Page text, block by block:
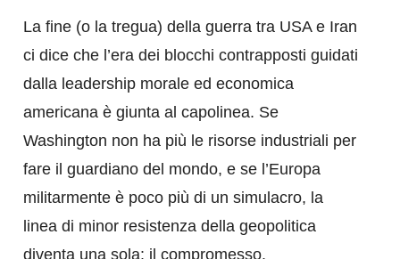
La fine (o la tregua) della guerra tra USA e Iran
ci dice che l’era dei blocchi contrapposti guidati
dalla leadership morale ed economica
americana è giunta al capolinea. Se
Washington non ha più le risorse industriali per
fare il guardiano del mondo, e se l’Europa
militarmente è poco più di un simulacro, la
linea di minor resistenza della geopolitica
diventa una sola: il compromesso.